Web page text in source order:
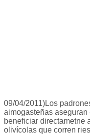
09/04/2011)Los
aimogasteñas
beneficiar directametne
olivícolas que corren